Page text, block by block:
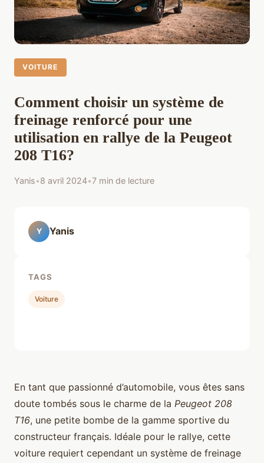
VOITURE
Comment choisir un système de
freinage renforcé pour une
utilisation en rallye de la Peugeot
208 T16?
Yanis•8 avril 2024•7 min de lecture
En tant que passionné d’automobile, vous êtes sans
doute tombés sous le charme de la Peugeot 208
T16, une petite bombe de la gamme sportive du
constructeur français. Idéale pour le rallye, cette
voiture requiert cependant un système de freinage
Y Yanis
TAGS
Voiture